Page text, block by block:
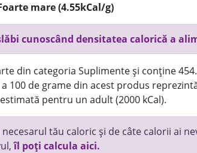
mare (4.55kCal/g)
cunoscând densitatea calorică a
din categoria Suplimente și conține
100 de grame din acest produs
pentru un adult (2000 kCal).
necesarul tău caloric și de câte calorii ai
îl poți calcula aici.